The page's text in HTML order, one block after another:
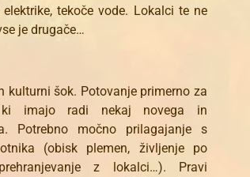
elektrike, tekoče vode. Lokalci te ne
je drugače…
kulturni šok. Potovanje primerno za
ki imajo radi nekaj novega in
Potrebno močno prilagajanje s
(obisk plemen, življenje po
z lokalci…). Pravi